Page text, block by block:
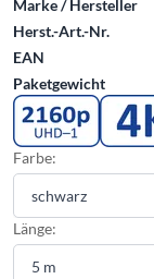
Marke / Hersteller
Herst.-Art.-Nr.
EAN
Paketgewicht
Farbe:
Länge: